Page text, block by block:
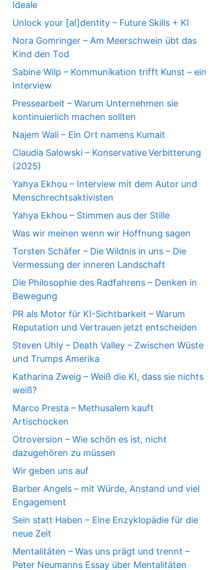
Ideale
Unlock your [aI]dentity – Future Skills + KI
Nora Gomringer – Am Meerschwein übt das
Kind den Tod
Sabine Wilp – Kommunikation trifft Kunst – ein
Interview
Pressearbeit – Warum Unternehmen sie
kontinuierlich machen sollten
Najem Wali – Ein Ort namens Kumait
Claudia Salowski – Konservative Verbitterung
(2025)
Yahya Ekhou – Interview mit dem Autor und
Menschrechtsaktivisten
Yahya Ekhou – Stimmen aus der Stille
Was wir meinen wenn wir Hoffnung sagen
Torsten Schäfer – Die Wildnis in uns – Die
Vermessung der inneren Landschaft
Die Philosophie des Radfahrens – Denken in
Bewegung
PR als Motor für KI-Sichtbarkeit – Warum
Reputation und Vertrauen jetzt entscheiden
Steven Uhly – Death Valley – Zwischen Wüste
und Trumps Amerika
Katharina Zweig – Weiß die KI, dass sie nichts
weiß?
Marco Presta – Methusalem kauft
Artischocken
Otroversion – Wie schön es ist, nicht
dazugehören zu müssen
Wir geben uns auf
Barber Angels – mit Würde, Anstand und viel
Engagement
Sein statt Haben – Eine Enzyklopädie für die
neue Zeit
Mentalitäten – Was uns prägt und trennt –
Peter Neumanns Essay über Mentalitäten